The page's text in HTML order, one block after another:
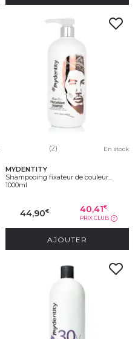
(2) En stock
MYDENTITY
Shampooing fixateur de couleur...
1000ml
44,90€ 40,41€
PRIX CLUB ?
AJOUTER